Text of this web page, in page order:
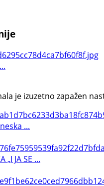
je izuzetno zapažen
...
„I JA SE ...